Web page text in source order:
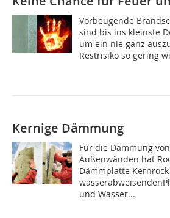
Vorbeugende
sind bis ins kleinste
um ein nie ganz
Restrisiko so gering
Kernige Dämmung
Für die Dämmung
Außenwänden hat
Dämmplatte
und Wasser...